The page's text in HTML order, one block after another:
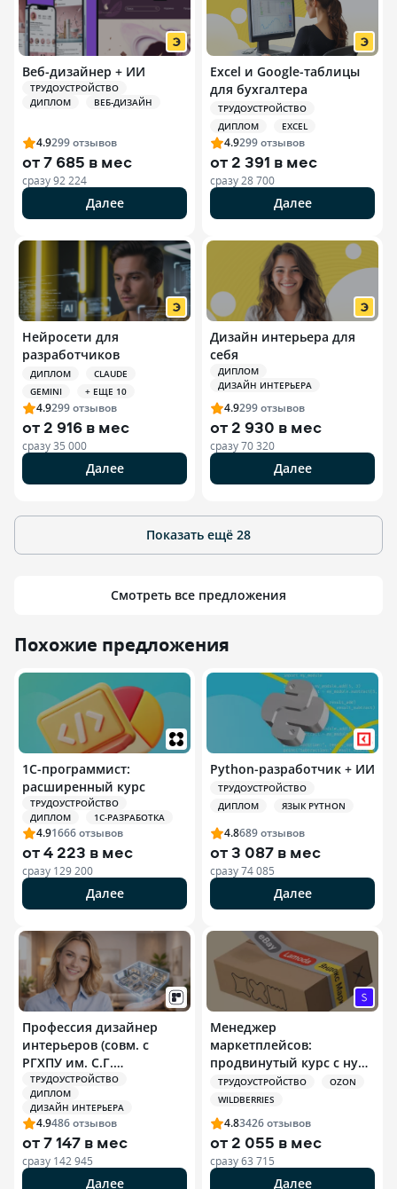
Веб-дизайнер + ИИ
ТРУДОУСТРОЙСТВО
ДИПЛОМ
ВЕБ-ДИЗАЙН
4.9299отзывов
от7 685 в мес
сразу92 224
Далее
Excel и Google-таблицы
для бухгалтера
ТРУДОУСТРОЙСТВО
ДИПЛОМ
EXCEL
4.9299отзывов
от2 391 в мес
сразу 28 700
Далее
Нейросети для
разработчиков
ДИПЛОМ
CLAUDE
GEMINI
+ ЕЩЕ 10
4.9299отзывов
от2 916 в мес
сразу35 000
Далее
Дизайн интерьера для
себя
ДИПЛОМ
ДИЗАЙН ИНТЕРЬЕРА
4.9299отзывов
от2 930 в мес
сразу70 320
Далее
Показать ещё 28
Смотреть все предложения
Похожие предложения
1С-программист:
расширенный курс
ТРУДОУСТРОЙСТВО
ДИПЛОМ
1С-РАЗРАБОТКА
4.91666отзывов
от4 223 в мес
сразу 129 200
Далее
Python-разработчик + ИИ
ТРУДОУСТРОЙСТВО
ДИПЛОМ
ЯЗЫК PYTHON
4.8689отзывов
от3 087 в мес
сразу74 085
Далее
Профессия дизайнер
интерьеров (совм. с
РГХПУ им. С.Г.
Строганова)
ТРУДОУСТРОЙСТВО
ДИПЛОМ
ДИЗАЙН ИНТЕРЬЕРА
4.9486отзывов
от7 147 в мес
сразу 142 945
Далее
Менеджер
маркетплейсов:
продвинутый курс с нуля
+ ИИ
ТРУДОУСТРОЙСТВО
OZON
WILDBERRIES
4.83426отзывов
от2 055 в мес
сразу63 715
Далее